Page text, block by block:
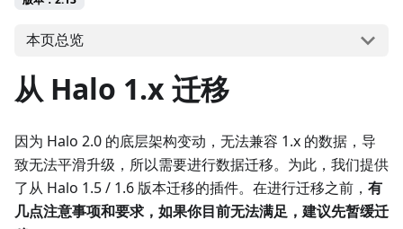
本页总览
从 Halo 1.x 迁移
因为 Halo 2.0 的底层架构变动，无法兼容 1.x 的数据，导
致无法平滑升级，所以需要进行数据迁移。为此，我们提供
了从 Halo 1.5 / 1.6 版本迁移的插件。在进行迁移之前， 有
几点注意事项和要求，如果你目前无法满足，建议先暂缓迁